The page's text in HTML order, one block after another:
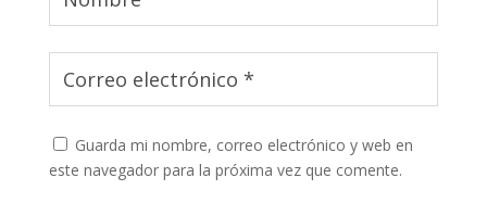
Guarda mi nombre, correo electrónico y web en
este navegador para la próxima vez que comente.